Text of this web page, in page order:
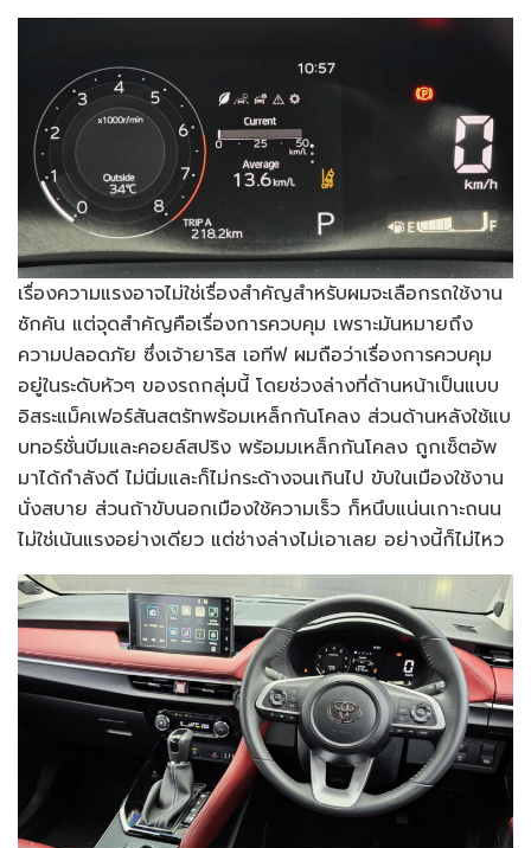
เรื่องความแรงอาจไม่ใช่เรื่องสำคัญสำหรับผมจะเลือกรถใช้งาน
ซักคัน แต่จุดสำคัญคือเรื่องการควบคุม เพราะมันหมายถึง
ความปลอดภัย ซึ่งเจ้ายาริส เอทีฟ ผมถือว่าเรื่องการควบคุม
อยู่ในระดับหัวๆ ของรถกลุ่มนี้ โดยช่วงล่างที่ด้านหน้าเป็นแบบ
อิสระแม็คเฟอร์สันสตรัทพร้อมเหล็กกันโคลง ส่วนด้านหลังใช้แบ
บทอร์ชั่นบีมและคอยล์สปริง พร้อมมเหล็กกันโคลง ถูกเซ็ตอัพ
มาได้กำลังดี ไม่นิ่มและก็ไม่กระด้างจนเกินไป ขับในเมืองใช้งาน
นั่งสบาย ส่วนถ้าขับนอกเมืองใช้ความเร็ว ก็หนึบแน่นเกาะถนน
ไม่ใช่เน้นแรงอย่างเดียว แต่ช่างล่างไม่เอาเลย อย่างนี้ก็ไม่ไหว